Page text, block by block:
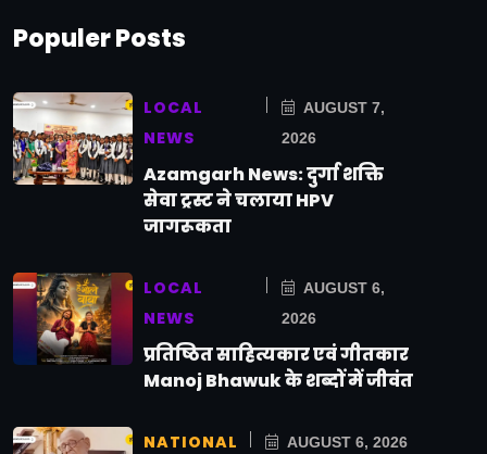
Populer Posts
LOCAL
NEWS
AUGUST 7,
2026
Azamgarh News: दुर्गा शक्ति
सेवा ट्रस्ट ने चलाया HPV
जागरूकता
LOCAL
NEWS
AUGUST 6,
2026
प्रतिष्ठित साहित्यकार एवं गीतकार
Manoj Bhawuk के शब्दों में जीवंत
NATIONAL AUGUST 6, 2026